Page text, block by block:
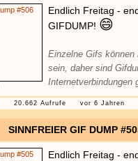
Endlich Freitag -
GIFDUMP! 😄
Einzelne Gifs können
sein, daher sind
Internetverbindungen
20.662 Aufrufe vor 6 Jahren
SINNFREIER GIF DUMP
Endlich Freitag -